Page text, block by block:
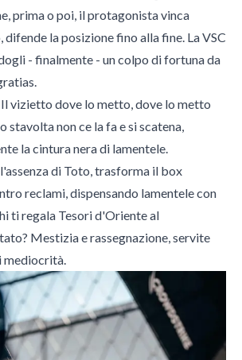
prima o poi, il protagonista vinca
la posizione fino alla fine. La VSC
- finalmente - un colpo di fortuna da
Il vizietto dove lo metto, dove lo metto
stavolta non ce la fa e si scatena,
la cintura nera di lamentele.
di Toto, trasforma il box
reclami, dispensando lamentele con
ti regala Tesori d'Oriente al
Mestizia e rassegnazione, servite
mediocrità.